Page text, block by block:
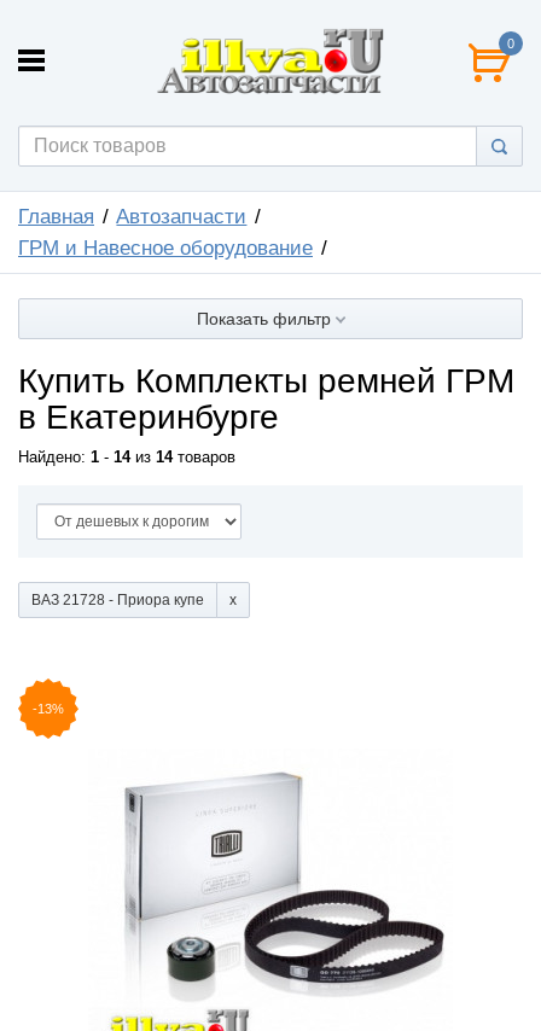
0
Главная
Автозапчасти
ГРМ и Навесное оборудование
Показать фильтр
Купить Комплекты ремней ГРМ
в Екатеринбурге
Найдено: 1 - 14из 14товаров
ВАЗ 21728 - Приора купе
-13%